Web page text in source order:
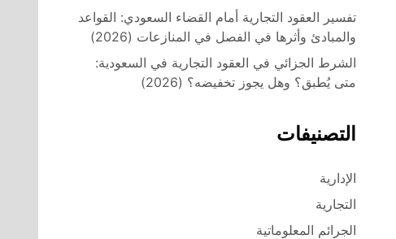
تفسير العقود التجارية أمام القضاء السعودي: القواعد
والمبادئ وأثرها في الفصل في المنازعات (2026)
الشرط الجزائي في العقود التجارية في السعودية:
متى يُطبق؟ وهل يجوز تخفيضه؟ (2026)
التصنيفات
الإدارية
التجارية
الجرائم المعلوماتية